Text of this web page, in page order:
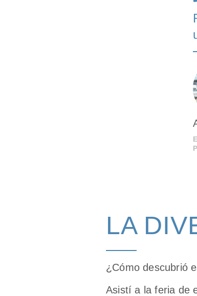
LA
¿Cómo descubrió
Asistí a la feria de